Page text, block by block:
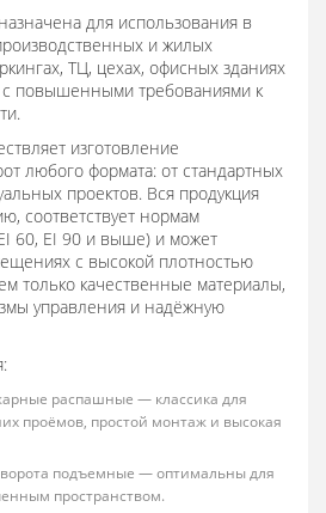
для использования в
и жилых
ТЦ, цехах, офисных зданиях
повышенными требованиями к
изготовление
любого формата: от стандартных
проектов. Вся продукция
соответствует нормам
60, EI 90 и выше) и может
с высокой плотностью
только качественные материалы,
управления и надёжную
распашные — классика для
проёмов, простой монтаж и высокая
подъемные — оптимальны для
пространством.